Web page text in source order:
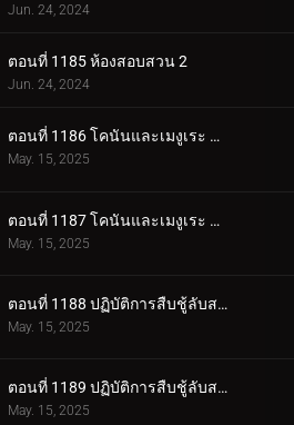
Jun. 24, 2024
ตอนที่ 1185 ห้องสอบสวน 2
Jun. 24, 2024
ตอนที่ 1186 โคนันและเมงูเระ กับตัวประกัน 2 คน (ตอนแรก)
May. 15, 2025
ตอนที่ 1187 โคนันและเมงูเระ กับตัวประกัน 2 คน (ตอนจบ)
May. 15, 2025
ตอนที่ 1188 ปฏิบัติการสืบชู้ลับสลับ 3 คู่ (ตอนแรก)
May. 15, 2025
ตอนที่ 1189 ปฏิบัติการสืบชู้ลับสลับ 3 คู่ (ตอนจบ)
May. 15, 2025